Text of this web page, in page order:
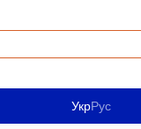
УкрРус